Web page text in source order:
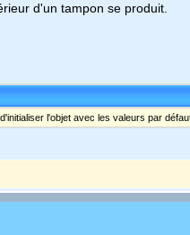
d'un tampon se produit.
l'objet avec les valeurs par